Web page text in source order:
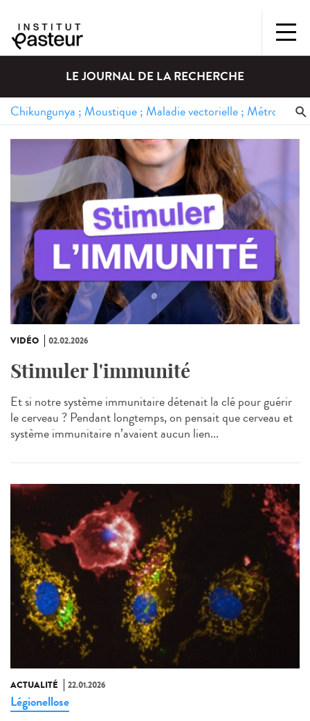
LE JOURNAL DE LA RECHERCHE
VIDÉO 02.02.2026
Stimuler l'immunité
Et si notre système immunitaire détenait la clé pour guérir
le cerveau ? Pendant longtemps, on pensait que cerveau et
système immunitaire n’avaient aucun lien...
ACTUALITÉ 22.01.2026
Légionellose